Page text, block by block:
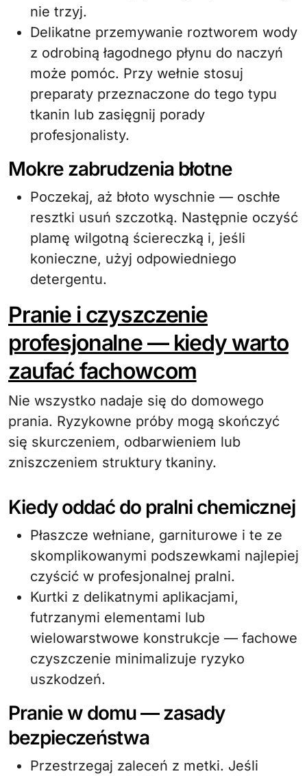
nie trzyj.
Delikatne przemywanie roztworem wody
z odrobiną łagodnego płynu do naczyń
może pomóc. Przy wełnie stosuj
preparaty przeznaczone do tego typu
tkanin lub zasięgnij porady
profesjonalisty.
Mokre zabrudzenia błotne
Poczekaj, aż błoto wyschnie — oschłe
resztki usuń szczotką. Następnie oczyść
plamę wilgotną ściereczką i, jeśli
konieczne, użyj odpowiedniego
detergentu.
Pranie i czyszczenie
profesjonalne — kiedy warto
zaufać fachowcom
Nie wszystko nadaje się do domowego
prania. Ryzykowne próby mogą skończyć
się skurczeniem, odbarwieniem lub
zniszczeniem struktury tkaniny.
Kiedy oddać do pralni chemicznej
Płaszcze wełniane, garniturowe i te ze
skomplikowanymi podszewkami najlepiej
czyścić w profesjonalnej pralni.
Kurtki z delikatnymi aplikacjami,
futrzanymi elementami lub
wielowarstwowe konstrukcje — fachowe
czyszczenie minimalizuje ryzyko
uszkodzeń.
Pranie w domu — zasady
bezpieczeństwa
Przestrzegaj zaleceń z metki. Jeśli